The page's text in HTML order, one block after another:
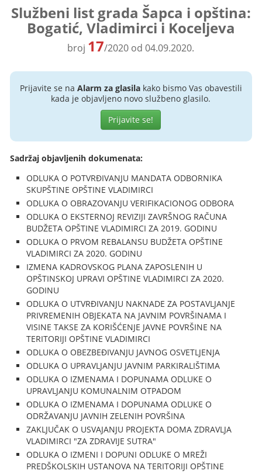
Službeni list grada Šapca i opština:
Bogatić, Vladimirci i Koceljeva
broj 17/2020 od 04.09.2020.
Prijavite se na Alarm za glasilakako bismo Vas obavestili
kada je objavljeno novo službeno glasilo.
Prijavite se!
Sadržaj objavljenih dokumenata:
ODLUKA O POTVRĐIVANJU MANDATA ODBORNIKA
SKUPŠTINE OPŠTINE VLADIMIRCI
ODLUKA O OBRAZOVANJU VERIFIKACIONOG ODBORA
ODLUKA O EKSTERNOJ REVIZIJI ZAVRŠNOG RAČUNA
BUDŽETA OPŠTINE VLADIMIRCI ZA 2019. GODINU
ODLUKA O PRVOM REBALANSU BUDŽETA OPŠTINE
VLADIMIRCI ZA 2020. GODINU
IZMENA KADROVSKOG PLANA ZAPOSLENIH U
OPŠTINSKOJ UPRAVI OPŠTINE VLADIMIRCI ZA 2020.
GODINU
ODLUKA O UTVRĐIVANJU NAKNADE ZA POSTAVLJANJE
PRIVREMENIH OBJEKATA NA JAVNIM POVRŠINAMA I
VISINE TAKSE ZA KORIŠĆENJE JAVNE POVRŠINE NA
TERITORIJI OPŠTINE VLADIMIRCI
ODLUKA O OBEZBEĐIVANJU JAVNOG OSVETLJENJA
ODLUKA O UPRAVLJANJU JAVNIM PARKIRALIŠTIMA
ODLUKA O IZMENAMA I DOPUNAMA ODLUKE O
UPRAVLJANJU KOMUNALNIM OTPADOM
ODLUKA O IZMENAMA I DOPUNAMA ODLUKE O
ODRŽAVANJU JAVNIH ZELENIH POVRŠINA
ZAKLJUČAK O USVAJANJU PROJEKTA DOMA ZDRAVLJA
VLADIMIRCI "ZA ZDRAVIJE SUTRA"
ODLUKA O IZMENI I DOPUNI ODLUKE O MREŽI
PREDŠKOLSKIH USTANOVA NA TERITORIJI OPŠTINE